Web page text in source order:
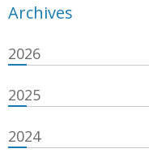
Archives
2026
2025
2024